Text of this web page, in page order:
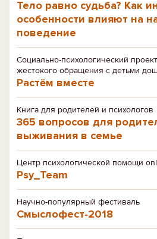
Тело равно судьба? Как
особенности влияют на
поведение
Социально-психологический
жестокого обращения с детьми
Растём вместе
Книга для родителей и психологов
365 вопросов для
выживания в семье
Центр психологической помощи
Psy_Team
Научно-популярный фестиваль
Смыслофест-2018